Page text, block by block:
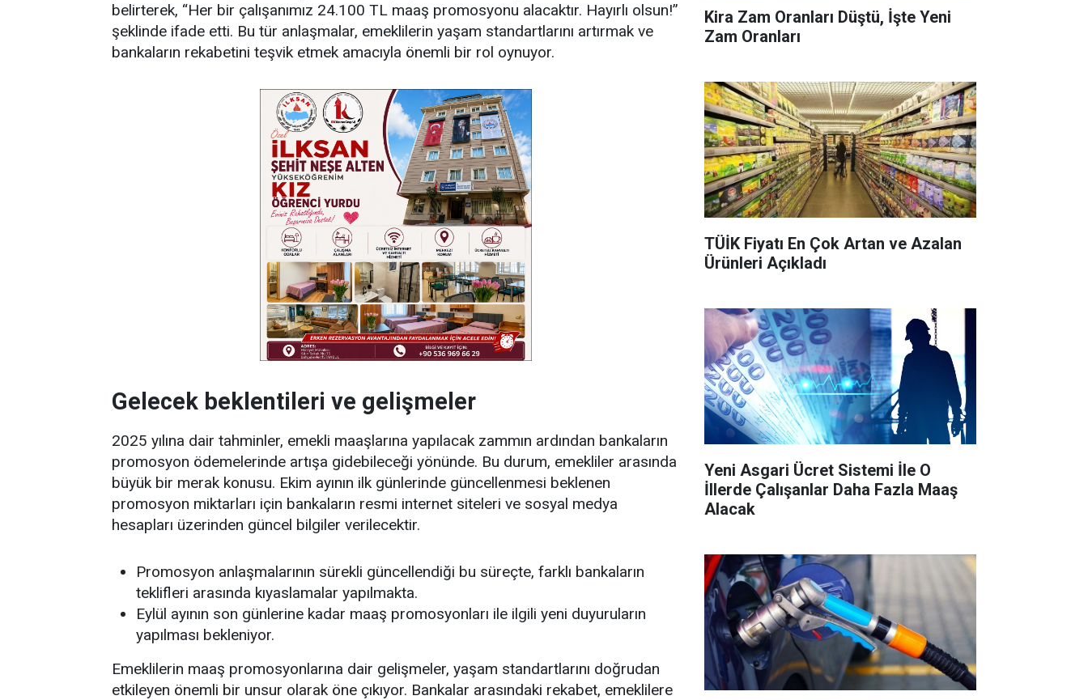
belirterek, “Her bir çalışanımız 24.100 TL maaş promosyonu alacaktır. Hayırlı olsun!”
şeklinde ifade etti. Bu tür anlaşmalar, emeklilerin yaşam standartlarını artırmak ve
bankaların rekabetini teşvik etmek amacıyla önemli bir rol oynuyor.
Gelecek beklentileri ve gelişmeler
2025 yılına dair tahminler, emekli maaşlarına yapılacak zammın ardından bankaların
promosyon ödemelerinde artışa gidebileceği yönünde. Bu durum, emekliler arasında
büyük bir merak konusu. Ekim ayının ilk günlerinde güncellenmesi beklenen
promosyon miktarları için bankaların resmi internet siteleri ve sosyal medya
hesapları üzerinden güncel bilgiler verilecektir.
Promosyon anlaşmalarının sürekli güncellendiği bu süreçte, farklı bankaların
teklifleri arasında kıyaslamalar yapılmakta.
Eylül ayının son günlerine kadar maaş promosyonları ile ilgili yeni duyuruların
yapılması bekleniyor.
Emeklilerin maaş promosyonlarına dair gelişmeler, yaşam standartlarını doğrudan
etkileyen önemli bir unsur olarak öne çıkıyor. Bankalar arasındaki rekabet, emeklilere
Kira Zam Oranları Düştü, İşte Yeni
Zam Oranları
TÜİK Fiyatı En Çok Artan ve Azalan
Ürünleri Açıkladı
Yeni Asgari Ücret Sistemi İle O
İllerde Çalışanlar Daha Fazla Maaş
Alacak